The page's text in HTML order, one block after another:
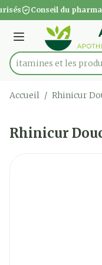
Aller au contenu
1 de 1
Conseil du
Menu
Rechercher
vitamines et les
Accueil / Rhinicur
Rhinicur